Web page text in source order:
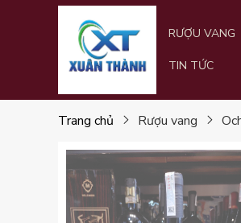
RƯỢU VANG
TIN TỨC
Trang chủ Rượu vang